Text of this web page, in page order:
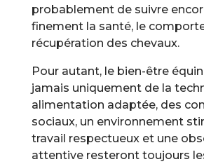
probablement de suivre
finement la santé, le
récupération des chevaux.
Pour autant, le bien-être
jamais uniquement de la
alimentation adaptée, des
sociaux, un environnement
travail respectueux et une
attentive resteront toujours